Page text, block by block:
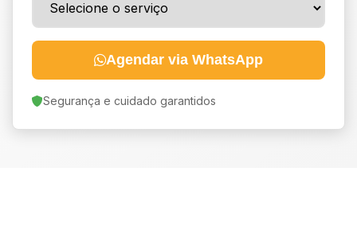
Agendar via WhatsApp
Segurança e cuidado garantidos